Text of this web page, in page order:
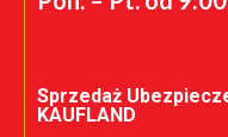
Sprzedaż
KAUFLAND